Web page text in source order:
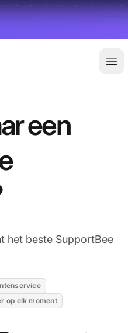
een
het beste SupportBee
op elk moment